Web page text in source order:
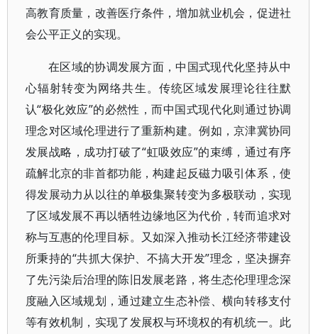
高教育质量，改善医疗条件，增加就业机会，促进社
会公平正义的实现。
在区域的协调发展方面，中国式现代化坚持从中
心辐射转变为网络共生。传统区域发展理论往往默
认“极化效应”的必然性，而中国式现代化则通过协调
理念对区域伦理进行了重新构建。例如，京津冀协同
发展战略，成功打破了“虹吸效应”的束缚，通过有序
疏解北京的非首都功能，构建起反磁力吸引体系，使
得发展动力从以往的单极集聚转变为多极联动，实现
了区域发展不再以牺牲边缘地区为代价，转而追求对
称与互惠的伦理目标。又如深入推动长江经济带建设
所秉持的“共抓大保护、不搞大开发”理念，坚决摒弃
了先污染后治理的陈旧发展老路，将生态伦理理念深
度融入区域规划，通过建立生态补偿、横向转移支付
等有效机制，实现了发展权与环境权的有机统一。此